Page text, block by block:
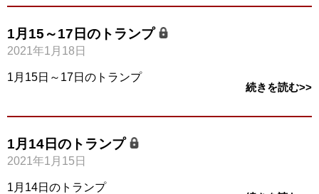
1月15～17日のトランプ
2021年1月18日
1月15日～17日のトランプ
続きを読む>>
1月14日のトランプ
2021年1月15日
1月14日のトランプ